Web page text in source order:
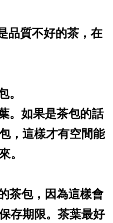
品質不好的茶，在
。
。如果是茶包的話
，這樣才有空間能
。
茶包，因為這樣會
存期限。茶葉最好